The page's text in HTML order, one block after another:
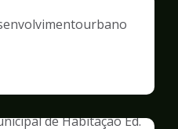
Ilustração
Desenvolvimento
Urbano